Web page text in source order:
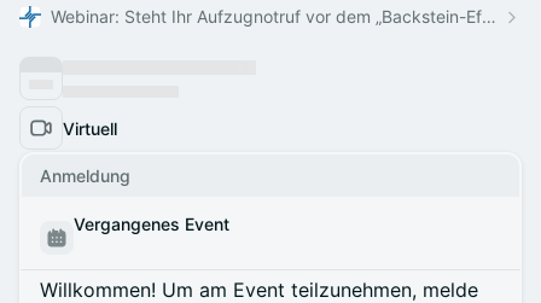
Webinar: Steht Ihr Aufzugnotruf vor dem „Backstein-Effekt“?
Virtuell
Anmeldung
Vergangenes Event
Willkommen! Um am Event teilzunehmen, melde